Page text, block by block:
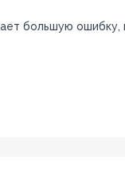
большую ошибку,